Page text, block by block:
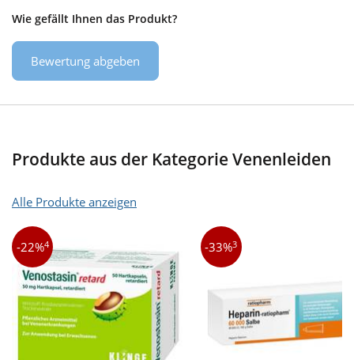
Wie gefällt Ihnen das Produkt?
Bewertung abgeben
Produkte aus der Kategorie Venenleiden
Alle Produkte anzeigen
-22%4 -33%3